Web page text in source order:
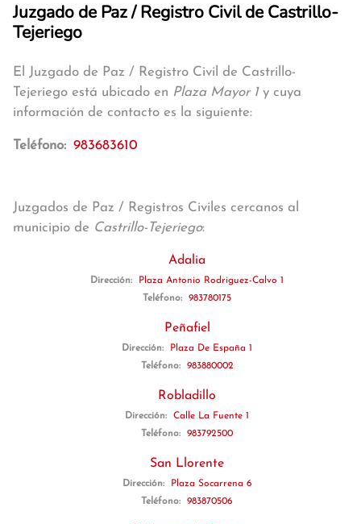
Juzgado de Paz / Registro Civil de Castrillo-
Tejeriego
El Juzgado de Paz / Registro Civil de Castrillo-
Tejeriego está ubicado en Plaza Mayor 1y cuya
información de contacto es la siguiente:
Teléfono: 983683610
Juzgados de Paz / Registros Civiles cercanos al
municipio de Castrillo-Tejeriego:
Adalia
Dirección:
Plaza Antonio Rodriguez-Calvo 1
Teléfono:
983780175
Peñafiel
Dirección:
Plaza De España 1
Teléfono:
983880002
Robladillo
Dirección:
Calle La Fuente 1
Teléfono:
983792500
San Llorente
Dirección:
Plaza Socarrena 6
Teléfono:
983870506